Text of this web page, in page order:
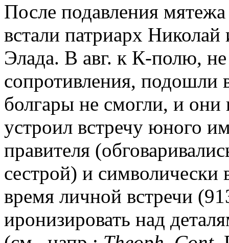
После подавления мятежа
встали патриарх
Элада. В авг. к К-полю, не
сопротивления, подошли
болгары не смогли, и они
устроил встречу юного
правителя
сестрой) и
время личной встречи
иронизировать над